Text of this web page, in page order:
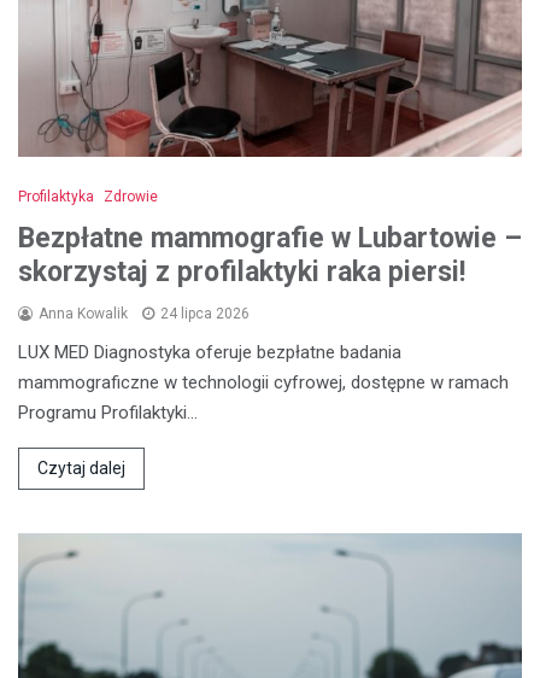
Profilaktyka Zdrowie
Bezpłatne mammografie w Lubartowie –
skorzystaj z profilaktyki raka piersi!
Anna Kowalik 24 lipca 2026
LUX MED Diagnostyka oferuje bezpłatne badania
mammograficzne w technologii cyfrowej, dostępne w ramach
Programu Profilaktyki…
Czytaj dalej